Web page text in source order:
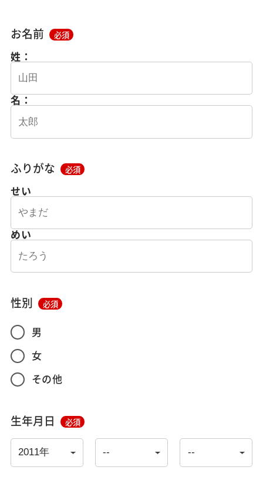
お名前 必須
姓：
名：
ふりがな 必須
せい
めい
性別 必須
男
女
その他
生年月日 必須